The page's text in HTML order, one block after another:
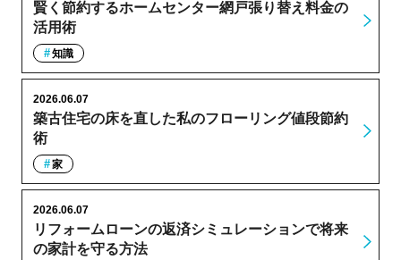
賢く節約するホームセンター網戸張り替え料金の
活用術
知識
築古住宅の床を直した私のフローリング値段節約
術
2026.06.07
家
リフォームローンの返済シミュレーションで将来
の家計を守る方法
2026.06.07